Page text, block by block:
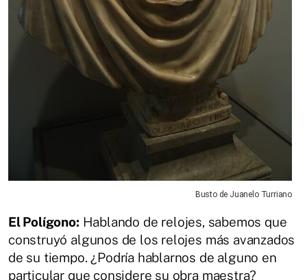
Busto de Juanelo Turriano
El Polígono: Hablando de relojes, sabemos que
construyó algunos de los relojes más avanzados
de su tiempo. ¿Podría hablarnos de alguno en
particular que considere su obra maestra?